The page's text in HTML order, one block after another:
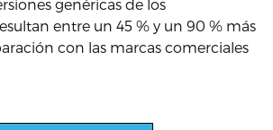
genéricas de los
entre un 45 % y un 90 % más
con las marcas comerciales